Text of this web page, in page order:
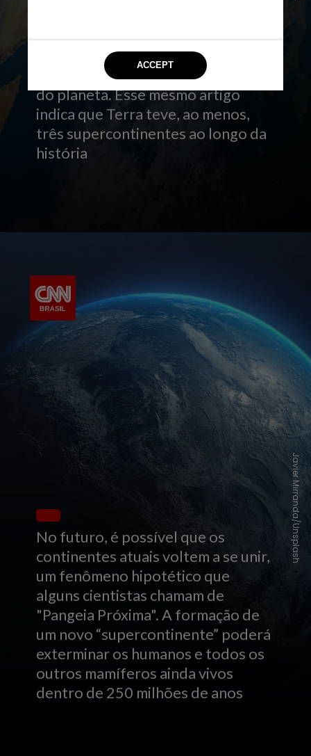
continental se repete a cada 600
milhões de anos. Ou seja: a Pangeia
não é o primeiro supercontinente
do planeta. Esse mesmo artigo
indica que Terra teve, ao menos,
três supercontinentes ao longo da
história
No futuro, é possível que os
continentes atuais voltem a se unir,
um fenômeno hipotético que
alguns cientistas chamam de
"Pangeia Próxima". A formação de
um novo “supercontinente” poderá
exterminar os humanos e todos os
outros mamíferos ainda vivos
dentro de 250 milhões de anos
Javier Mirranda/Unsplash